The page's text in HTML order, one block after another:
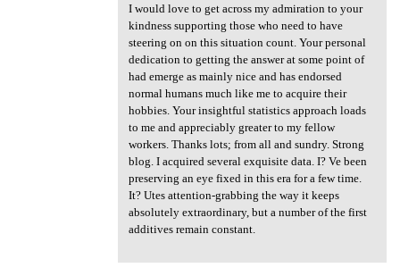
I would love to get across my admiration to your
kindness supporting those who need to have
steering on on this situation count. Your personal
dedication to getting the answer at some point of
had emerge as mainly nice and has endorsed
normal humans much like me to acquire their
hobbies. Your insightful statistics approach loads
to me and appreciably greater to my fellow
workers. Thanks lots; from all and sundry. Strong
blog. I acquired several exquisite data. I? Ve been
preserving an eye fixed in this era for a few time.
It? Utes attention-grabbing the way it keeps
absolutely extraordinary, but a number of the first
additives remain constant.